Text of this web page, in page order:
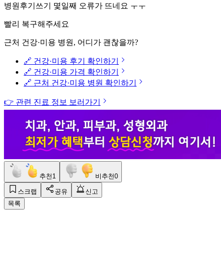
병원후기쓰기 몇일째 오류가 뜨네요 ㅜㅜ
빨리 복구해주세요
근처 건강·미용 병원, 어디가 괜찮을까?
🔗 건강·미용 후기 확인하기
🔗 건강·미용 가격 확인하기
🔗 근처 건강·미용 병원 확인하기
👉 관련 진료 정보 보러가기
추천 1 비추천0
스크랩 공유
신고
목록